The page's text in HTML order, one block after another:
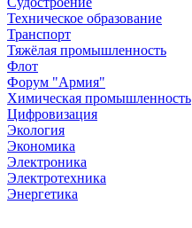
Техническое образование
Транспорт
Тяжёлая промышленность
Флот
Форум "Армия"
Химическая промышленность
Цифровизация
Экология
Экономика
Электроника
Электротехника
Энергетика